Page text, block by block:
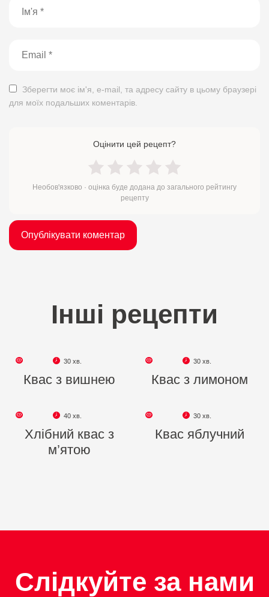
Зберегти моє ім'я, e-mail, та адресу сайту в цьому браузері
для моїх подальших коментарів.
Оцінити цей рецепт?
Необов'язково · оцінка буде додана до загального рейтингу
рецепту
Інші рецепти
30 хв.
Квас з вишнею
30 хв.
Квас з лимоном
40 хв.
Хлібний квас з
м’ятою
30 хв.
Квас яблучний
Слідкуйте за нами